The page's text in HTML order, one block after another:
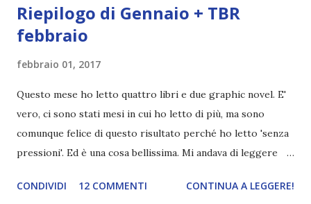
Riepilogo di Gennaio + TBR
febbraio
febbraio 01, 2017
Questo mese ho letto quattro libri e due graphic novel. E'
vero, ci sono stati mesi in cui ho letto di più, ma sono
comunque felice di questo risultato perché ho letto 'senza
pressioni'. Ed è una cosa bellissima. Mi andava di leggere
Spero di continuare così anche per i prossimi mesi.
CONDIVIDI 12 COMMENTI CONTINUA A LEGGERE!